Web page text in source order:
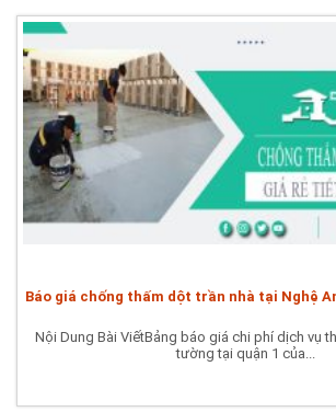
Báo giá chống thấm dột trần nhà tại Nghệ An
Nội Dung Bài ViếtBảng báo giá chi phí dịch vụ
tường tại quận 1 của...